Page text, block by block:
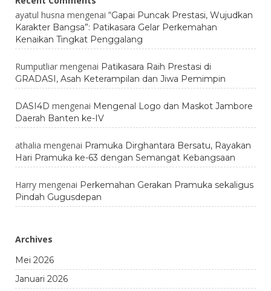
ayatul husna mengenai “Gapai Puncak Prestasi, Wujudkan
Karakter Bangsa”: Patikasara Gelar Perkemahan
Kenaikan Tingkat Penggalang
Rumputliar mengenai Patikasara Raih Prestasi di
GRADASI, Asah Keterampilan dan Jiwa Pemimpin
DASI4D mengenai Mengenal Logo dan Maskot Jambore
Daerah Banten ke-IV
athalia mengenai Pramuka Dirghantara Bersatu, Rayakan
Hari Pramuka ke-63 dengan Semangat Kebangsaan
Harry mengenai Perkemahan Gerakan Pramuka sekaligus
Pindah Gugusdepan
Archives
Mei 2026
Januari 2026